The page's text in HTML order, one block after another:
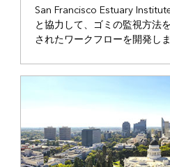
San Francisco Estuary
と協力して、ゴミの監視方法
されたワークフローを開発しま